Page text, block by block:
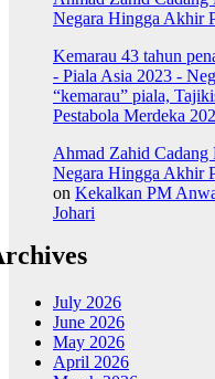
Negara Hingga Akhir
Kemarau 43 tahun
- Piala Asia 2023 -
“kemarau” piala,
Pestabola Merdeka
Ahmad Zahid
Negara Hingga Akhir
on Kekalkan PM
Johari
July 2026
June 2026
May 2026
April 2026